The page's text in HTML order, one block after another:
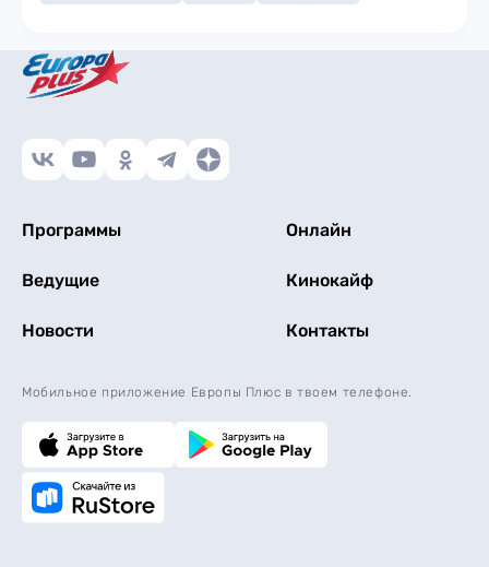
Программы Онлайн
Ведущие Кинокайф
Новости Контакты
Мобильное приложение Европы Плюс в твоем телефоне.